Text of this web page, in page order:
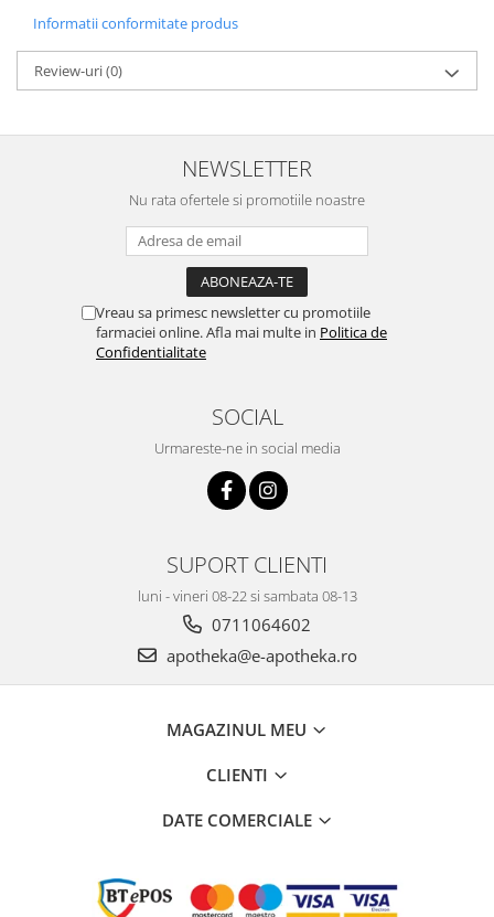
Informatii conformitate produs
Review-uri(0)
NEWSLETTER
Nu rata ofertele si promotiile noastre
Vreau sa primesc newsletter cu promotiile
farmaciei online. Afla mai multe in Politica de
Confidentialitate
SOCIAL
Urmareste-ne in social media
SUPORT CLIENTI
luni - vineri 08-22 si sambata 08-13
0711064602
apotheka@e-apotheka.ro
MAGAZINUL MEU
CLIENTI
DATE COMERCIALE